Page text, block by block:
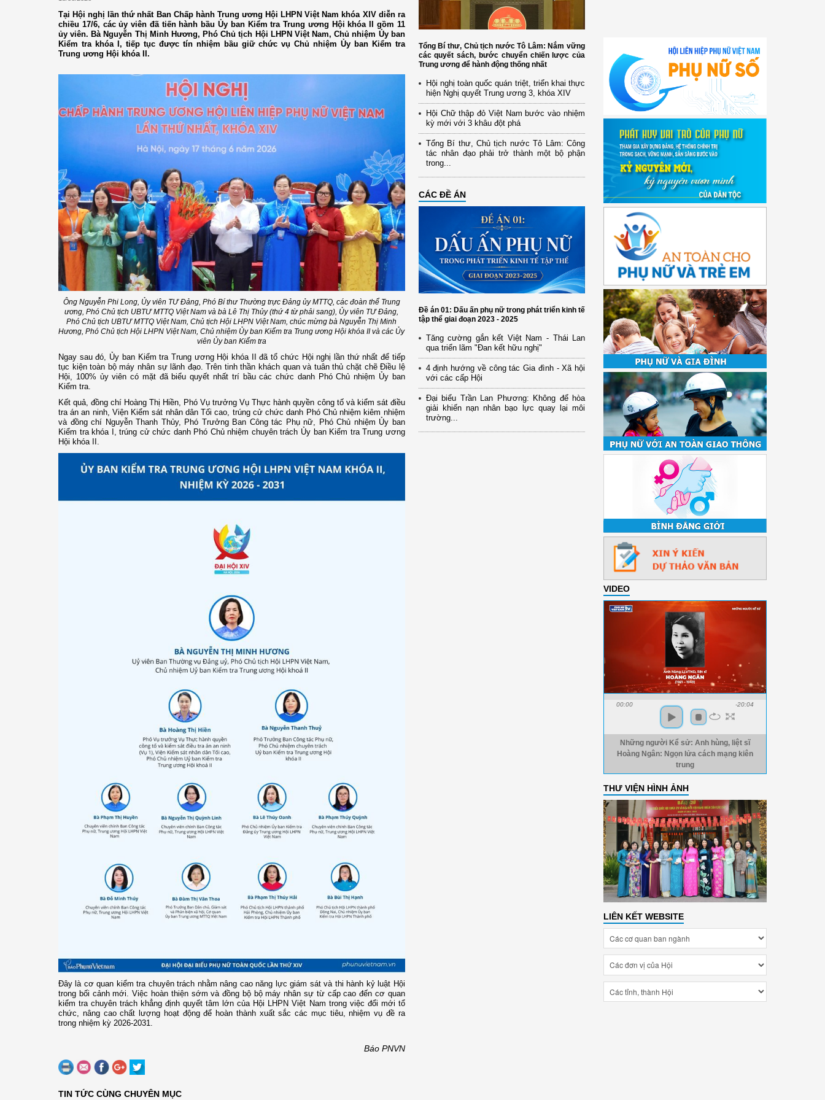
Tại Hội nghị lần thứ nhất Ban Chấp hành Trung ương Hội LHPN Việt Nam khóa XIV diễn ra
chiều 17/6, các ủy viên đã tiến hành bầu Ủy ban Kiểm tra Trung ương Hội khóa II gồm 11
ủy viên. Bà Nguyễn Thị Minh Hương, Phó Chủ tịch Hội LHPN Việt Nam, Chủ nhiệm Ủy ban
Kiểm tra khóa I, tiếp tục được tín nhiệm bầu giữ chức vụ Chủ nhiệm Ủy ban Kiểm tra
Trung ương Hội khóa II.
Ông Nguyễn Phi Long, Ủy viên TƯ Đảng, Phó Bí thư Thường trực Đảng ủy MTTQ, các đoàn thể Trung
ương, Phó Chủ tịch UBTƯ MTTQ Việt Nam và bà Lê Thị Thủy (thứ 4 từ phải sang), Ủy viên TƯ Đảng,
Phó Chủ tịch UBTƯ MTTQ Việt Nam, Chủ tịch Hội LHPN Việt Nam, chúc mừng bà Nguyễn Thị Minh
Hương, Phó Chủ tịch Hội LHPN Việt Nam, Chủ nhiệm Ủy ban Kiểm tra Trung ương Hội khóa II và các Ủy
viên Ủy ban Kiểm tra
Ngay sau đó, Ủy ban Kiểm tra Trung ương Hội khóa II đã tổ chức Hội nghị lần thứ nhất để tiếp
tục kiện toàn bộ máy nhân sự lãnh đạo. Trên tinh thần khách quan và tuân thủ chặt chẽ Điều lệ
Hội, 100% ủy viên có mặt đã biểu quyết nhất trí bầu các chức danh Phó Chủ nhiệm Ủy ban
Kiểm tra.
Kết quả, đồng chí Hoàng Thị Hiền, Phó Vụ trưởng Vụ Thực hành quyền công tố và kiểm sát điều
tra án an ninh, Viện Kiểm sát nhân dân Tối cao, trúng cử chức danh Phó Chủ nhiệm kiêm nhiệm
và đồng chí Nguyễn Thanh Thủy, Phó Trưởng Ban Công tác Phụ nữ, Phó Chủ nhiệm Ủy ban
Kiểm tra khóa I, trúng cử chức danh Phó Chủ nhiệm chuyên trách Ủy ban Kiểm tra Trung ương
Hội khóa II.
Đây là cơ quan kiểm tra chuyên trách nhằm nâng cao năng lực giám sát và thi hành kỷ luật Hội
trong bối cảnh mới. Việc hoàn thiện sớm và đồng bộ bộ máy nhân sự từ cấp cao đến cơ quan
kiểm tra chuyên trách khẳng định quyết tâm lớn của Hội LHPN Việt Nam trong việc đổi mới tổ
chức, nâng cao chất lượng hoạt động để hoàn thành xuất sắc các mục tiêu, nhiệm vụ đề ra
trong nhiệm kỳ 2026-2031.
Báo PNVN
TIN TỨC CÙNG CHUYÊN MỤC
Tổng Bí thư, Chủ tịch nước Tô Lâm: Nắm vững
các quyết sách, bước chuyển chiến lược của
Trung ương để hành động thống nhất
Hội nghị toàn quốc quán triệt, triển khai thực
hiện Nghị quyết Trung ương 3, khóa XIV
Hội Chữ thập đỏ Việt Nam bước vào nhiệm
kỳ mới với 3 khâu đột phá
Tổng Bí thư, Chủ tịch nước Tô Lâm: Công
tác nhân đạo phải trở thành một bộ phận
trong...
CÁC ĐỀ ÁN
Đề án 01: Dấu ấn phụ nữ trong phát triển kinh tế
tập thể giai đoạn 2023 - 2025
Tăng cường gắn kết Việt Nam - Thái Lan
qua triển lãm "Đan kết hữu nghị"
4 định hướng về công tác Gia đình - Xã hội
với các cấp Hội
Đại biểu Trần Lan Phương: Không để hòa
giải khiến nạn nhân bạo lực quay lại môi
trường...
VIDEO
00:00 -20:04
Những người Kể sử: Anh hùng, liệt sĩ
Hoàng Ngân: Ngọn lửa cách mạng kiên
trung
THƯ VIỆN HÌNH ẢNH
LIÊN KẾT WEBSITE